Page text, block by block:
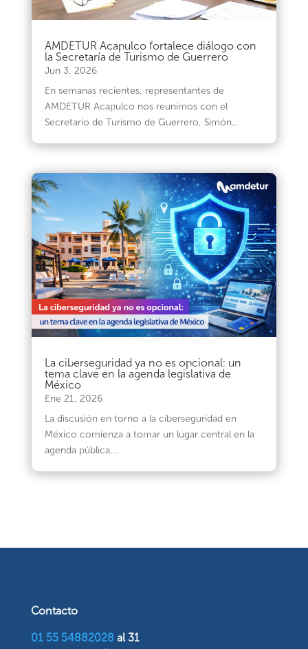
AMDETUR Acapulco fortalece diálogo con
la Secretaría de Turismo de Guerrero
Jun 3, 2026
En semanas recientes, representantes de
AMDETUR Acapulco nos reunimos con el
Secretario de Turismo de Guerrero, Simón...
La ciberseguridad ya no es opcional: un
tema clave en la agenda legislativa de
México
Ene 21, 2026
La discusión en torno a la ciberseguridad en
México comienza a tomar un lugar central en la
agenda pública....
Contacto
01 55 54882028 al 31